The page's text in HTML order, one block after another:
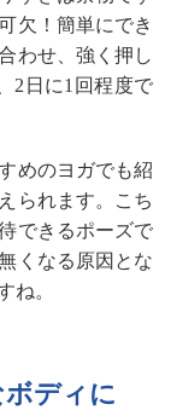
欠！簡単にでき
わせ、強く押し
2日に1回程度で
めのヨガでも紹
られます。こち
できるポーズで
くなる原因とな
ね。
ディに